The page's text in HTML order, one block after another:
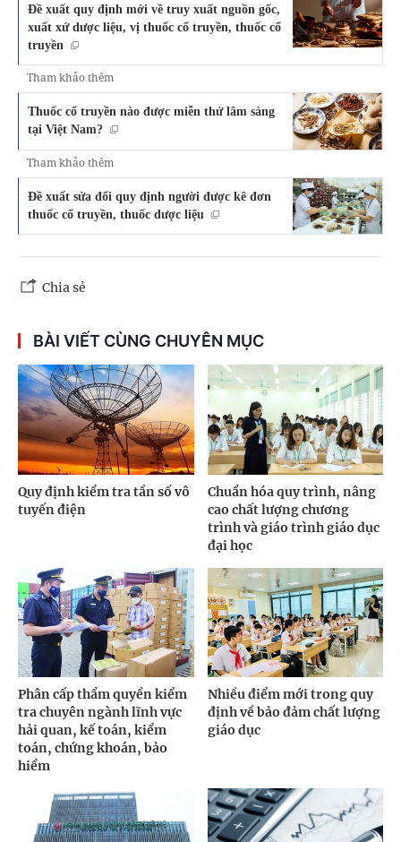
Đề xuất quy định mới về truy xuất nguồn gốc,
xuất xứ dược liệu, vị thuốc cổ truyền, thuốc cổ
truyền
Tham khảo thêm
Thuốc cổ truyền nào được miễn thử lâm sàng
tại Việt Nam?
Tham khảo thêm
Đề xuất sửa đổi quy định người được kê đơn
thuốc cổ truyền, thuốc dược liệu
Chia sẻ
BÀI VIẾT CÙNG CHUYÊN MỤC
Quy định kiểm tra tần số vô
tuyến điện
Chuẩn hóa quy trình, nâng
cao chất lượng chương
trình và giáo trình giáo dục
đại học
Phân cấp thẩm quyền kiểm
tra chuyên ngành lĩnh vực
hải quan, kế toán, kiểm
toán, chứng khoán, bảo
hiểm
Nhiều điểm mới trong quy
định về bảo đảm chất lượng
giáo dục